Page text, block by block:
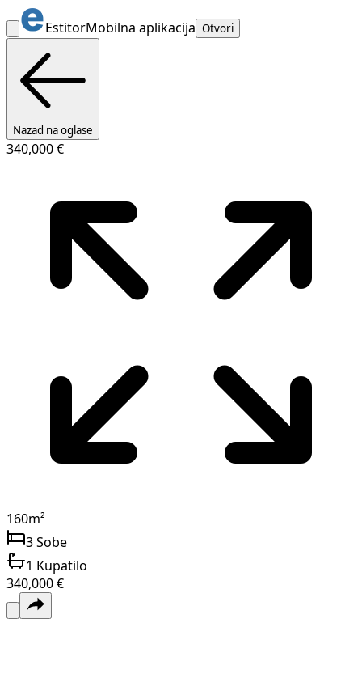
EstitorMobilna aplikacija Otvori
Nazad na oglase
340,000 €
160m²
3 Sobe
1
Kupatilo
340,000 €